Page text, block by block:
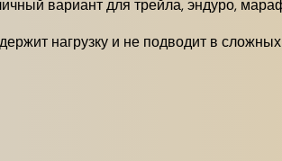
вариант для трейла, эндуро,
нагрузку и не подводит в